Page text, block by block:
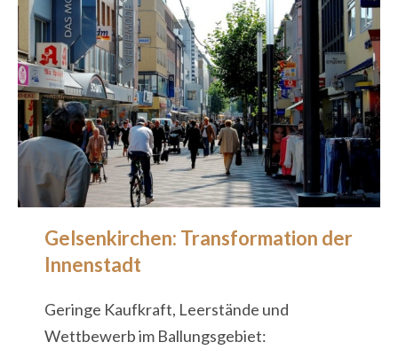
Gelsenkirchen: Transformation der
Innenstadt
Geringe Kaufkraft, Leerstände und
Wettbewerb im Ballungsgebiet: